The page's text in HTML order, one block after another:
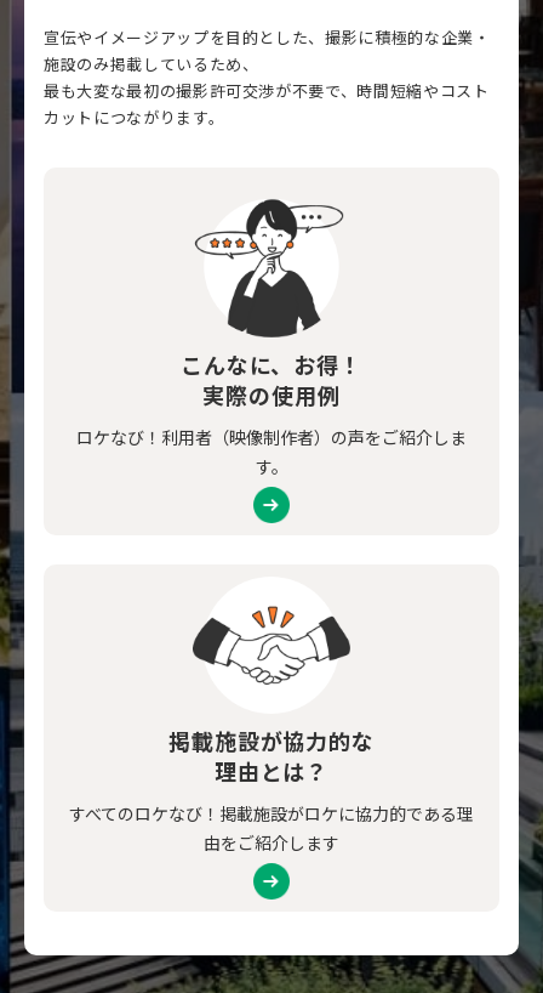
宣伝やイメージアップを目的とした、撮影に積極的な企業・
施設のみ掲載しているため、
最も大変な最初の撮影許可交渉が不要で、時間短縮やコスト
カットにつながります。
こんなに、お得！
実際の使用例
ロケなび！利用者（映像制作者）の声をご紹介しま
す。
掲載施設が協力的な
理由とは？
すべてのロケなび！掲載施設がロケに協力的である理
由をご紹介します